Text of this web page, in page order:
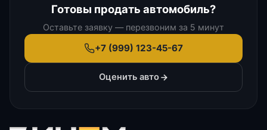
Готовы продать автомобиль?
Оставьте заявку — перезвоним за 5 минут
+7 (999) 123-45-67
Оценить авто